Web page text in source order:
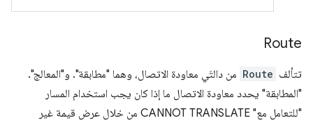
Route
تتألف Route من دالتَي معاودة الاتصال، وهما "مطابقة". و"المعالج".
"المطابقة" يحدد معاودة الاتصال ما إذا كان يجب استخدام المسار
"للتعامل مع" CANNOT TRANSLATE من خلال عرض قيمة غير